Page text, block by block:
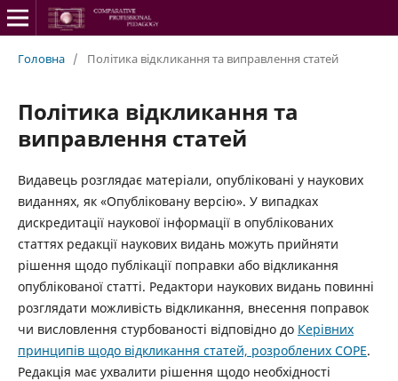
Головна / Політика відкликання та виправлення статей
Політика відкликання та
виправлення статей
Видавець розглядає матеріали, опубліковані у наукових
виданнях, як «Опубліковану версію». У випадках
дискредитації наукової інформації в опублікованих
статтях редакції наукових видань можуть прийняти
рішення щодо публікації поправки або відкликання
опублікованої статті. Редактори наукових видань повинні
розглядати можливість відкликання, внесення поправок
чи висловлення стурбованості відповідно до Керівних
принципів щодо відкликання статей, розроблених COPE.
Редакція має ухвалити рішення щодо необхідності